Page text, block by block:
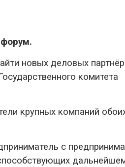
новых деловых
комитета
крупных компаний
с